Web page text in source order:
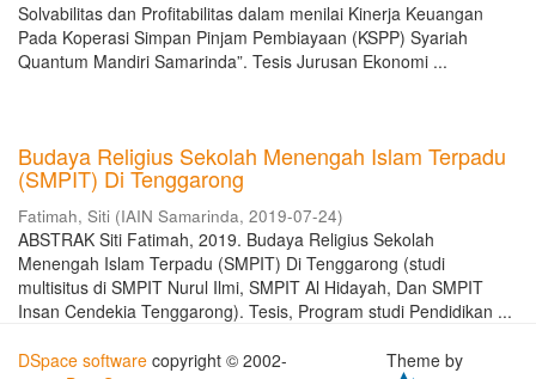
Solvabilitas dan Profitabilitas dalam menilai Kinerja Keuangan
Pada Koperasi Simpan Pinjam Pembiayaan (KSPP) Syariah
Quantum Mandiri Samarinda”. Tesis Jurusan Ekonomi ...
Budaya Religius Sekolah Menengah Islam Terpadu
(SMPIT) Di Tenggarong
Fatimah, Siti (IAIN Samarinda, 2019-07-24)
ABSTRAK Siti Fatimah, 2019. Budaya Religius Sekolah
Menengah Islam Terpadu (SMPIT) Di Tenggarong (studi
multisitus di SMPIT Nurul Ilmi, SMPIT Al Hidayah, Dan SMPIT
Insan Cendekia Tenggarong). Tesis, Program studi Pendidikan ...
DSpace software copyright © 2002-
Theme by